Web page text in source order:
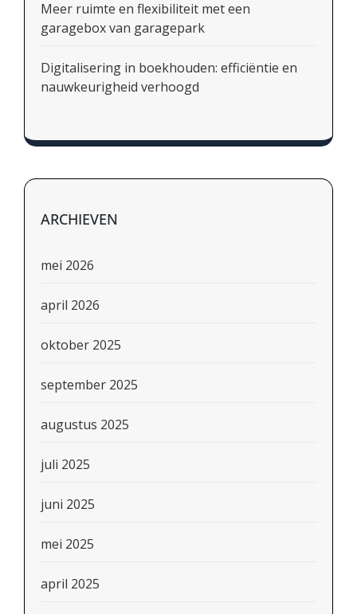
Meer ruimte en flexibiliteit met een
garagebox van garagepark
Digitalisering in boekhouden: efficiëntie en
nauwkeurigheid verhoogd
ARCHIEVEN
mei 2026
april 2026
oktober 2025
september 2025
augustus 2025
juli 2025
juni 2025
mei 2025
april 2025